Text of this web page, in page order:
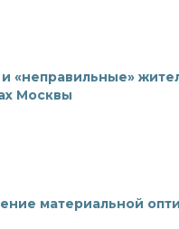
«неправильные»
Москвы
материальной